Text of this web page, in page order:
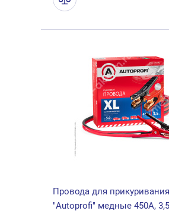
Провода для прикуривания
"Autoprofi" медные 450А,